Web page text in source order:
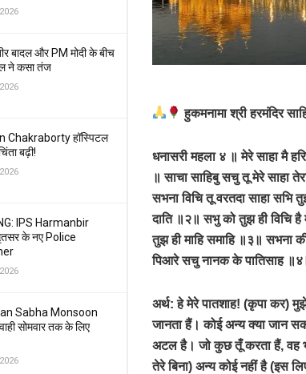
बादल और PM मोदी के बीच
ने कसा तंज
Chakraborty हॉस्पिटल
बढ़ी!
IPS Harmanbir
के नए Police
Sabha Monsoon
सोमवार तक के लिए
हुकमनामा श्री हरमंदिर
धनासरी महला ४ ॥ मेरे साहा मै
॥ साचा साहिबु सचु तू मेरे साहा
सभना विचि तू वरतदा साहा सभि
दाति ॥२॥ सभु को तुझ ही विचि है
तुझ ही माहि समाहि ॥३॥ सभना
पिआरे सचु नानक के पातिसाह
अर्थ: हे मेरे पातशाह! (कृपा कर)
जानता हैं। कोई अन्य क्या जान
अटल है। जो कुछ तूँ करता हैं, वह
तेरे बिना) अन्य कोई नहीं है (इस